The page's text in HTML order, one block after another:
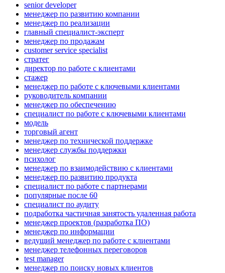
senior developer
менеджер по развитию компании
менеджер по реализации
главный специалист-эксперт
менеджер по продажам
customer service specialist
стратег
директор по работе с клиентами
стажер
менеджер по работе с ключевыми клиентами
руководитель компании
менеджер по обеспечению
специалист по работе с ключевыми клиентами
модель
торговый агент
менеджер по технической поддержке
менеджер службы поддержки
психолог
менеджер по взаимодействию с клиентами
менеджер по развитию продукта
специалист по работе с партнерами
популярные после 60
специалист по аудиту
подработка частичная занятость удаленная работа
менеджер проектов (разработка ПО)
менеджер по информации
ведущий менеджер по работе с клиентами
менеджер телефонных переговоров
test manager
менеджер по поиску новых клиентов